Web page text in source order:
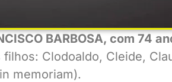
BARBOSA, com 74
Clodoaldo, Cleide,
memoriam).